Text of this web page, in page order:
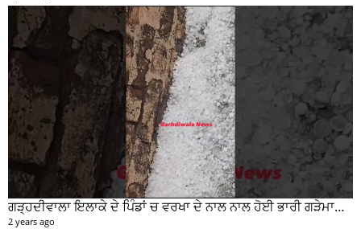
ਗੜ੍ਹਦੀਵਾਲਾ ਇਲਾਕੇ ਦੇ ਪਿੰਡਾਂ ਚ ਵਰਖਾ ਦੇ ਨਾਲ ਨਾਲ ਹੋਈ ਭਾਰੀ ਗੜੇਮਾਰੀ ਦੀਆਂ ਦੇਖੋ ਤਸਵੀਰਾਂ #garhdiwala #snow
2 years ago